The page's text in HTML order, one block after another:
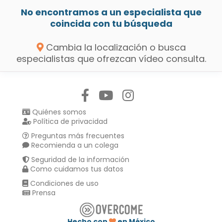
No encontramos a un especialista que
coincida con tu búsqueda
Cambia la localización o busca
especialistas que ofrezcan vídeo consulta.
Quiénes somos
Política de privacidad
Preguntas más frecuentes
Recomienda a un colega
Seguridad de la información
Como cuidamos tus datos
Condiciones de uso
Prensa